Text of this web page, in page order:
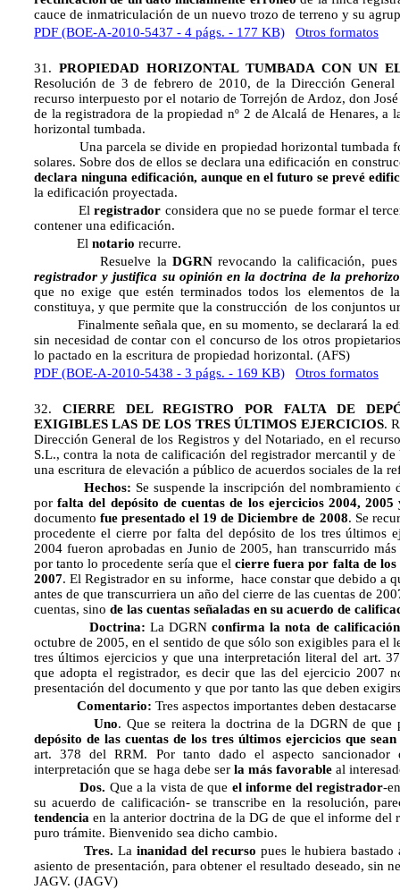
cauce de inmatriculación de un nuevo trozo de terreno y su
PDF (BOE-A-2010-5437 - 4 págs. - 177 KB)
Otros formatos
31. PROPIEDAD HORIZONTAL TUMBADA CON UN
Resolución de 3 de febrero de 2010, de la Dirección
recurso interpuesto por el notario de Torrejón de Ardoz, don
de la registradora de la propiedad nº 2 de Alcalá de Henares,
horizontal tumbada.
Una parcela se divide en propiedad horizontal tumbada
solares. Sobre dos de ellos se declara una edificación en
declara ninguna edificación, aunque en el futuro se prevé
la edificación proyectada.
Elregistrador considera que no se puede formar el
contener una edificación.
El notario recurre.
Resuelve la DGRNrevocando la calificación,
registrador y justifica su opinión en la doctrina de la
que no exige que estén terminados todos los elementos de
constituya, y que permite que la construcción de los conjuntos
Finalmente señala que, en su momento, se declarará la
sin necesidad de contar con el concurso de los otros
lo pactado en la escritura de propiedad horizontal. (AFS)
PDF (BOE-A-2010-5438 - 3 págs. - 169 KB)
Otros formatos
32. CIERRE DEL REGISTRO POR FALTA DE
EXIGIBLES LAS DE LOS TRES ÚLTIMOS EJERCICIOS.
Dirección General de los Registros y del Notariado, en el
S.L., contra la nota de calificación del registrador mercantil y
una escritura de elevación a público de acuerdos sociales de la
Hechos: Se suspende la inscripción del
porfalta del depósito de cuentas de los ejercicios 2004, 2005
documentofue presentado el 19 de Diciembre de 2008. Se
procedente el cierre por falta del depósito de los tres últimos
2004 fueron aprobadas en Junio de 2005, han transcurrido
por tanto lo procedente sería que elcierre fuera por falta de los
2007. El Registrador en su informe, hace constar que debido a
antes de que transcurriera un año del cierre de las cuentas de
cuentas, sino de las cuentas señaladas en su acuerdo de
Doctrina: La DGRNconfirma la nota de calificación
octubre de 2005, en el sentido de que sólo son exigibles para el
tres últimos ejercicios y que una interpretación literal del art.
que adopta el registrador, es decir que las del ejercicio 2007
presentación del documento y que por tanto las que deben
Comentario: Tres aspectos importantes deben
Uno. Que se reitera la doctrina de la DGRN de
depósito de las cuentas de los tres últimos ejercicios que sean
art. 378 del RRM. Por tanto dado el aspecto
interpretación que se haga debe ser la más favorable al
Dos. Que a la vista de que el informe del registrador-
su acuerdo de calificación- se transcribe en la resolución,
tendencia en la anterior doctrina de la DG de que el informe del
puro trámite. Bienvenido sea dicho cambio.
Tres. La inanidad del recurso pues le hubiera
asiento de presentación, para obtener el resultado deseado, sin
JAGV. (JAGV)